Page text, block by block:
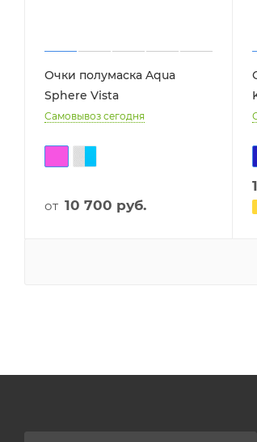
Очки полумаска Aqua
Sphere Vista
Самовывоз сегодня
от 10 700 руб.